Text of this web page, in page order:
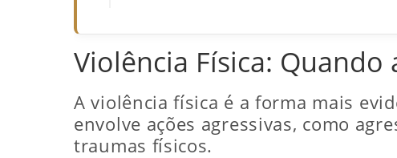
Violência Física: Quando
A violência física é a forma mais
envolve ações agressivas, como
traumas físicos.